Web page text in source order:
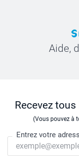
Aide,
Recevez
(Vous pouvez à
Entrez votre